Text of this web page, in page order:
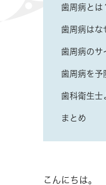
歯周病とは
歯周病はな
歯周病のサ
歯周病を予
歯科衛生士
まとめ
こんにちは。